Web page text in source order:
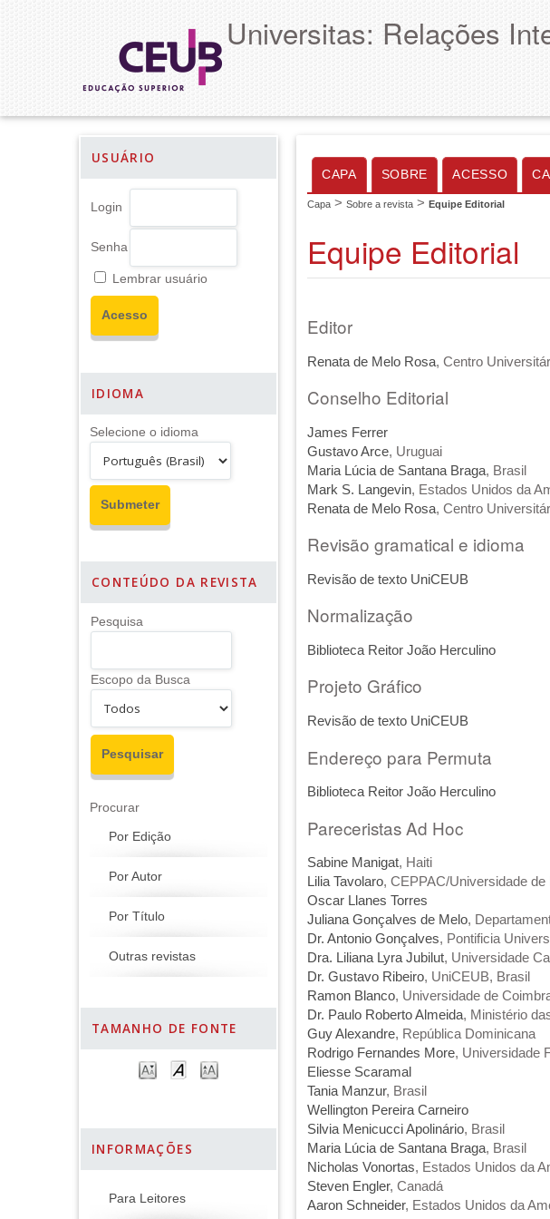
Universitas: Relações
USUÁRIO
Login
Senha
Lembrar usuário
IDIOMA
Selecione o idioma
CONTEÚDO DA REVISTA
Pesquisa
Escopo da Busca
Procurar
Por Edição
Por Autor
Por Título
Outras revistas
TAMANHO DE FONTE
INFORMAÇÕES
Para Leitores
CAPA SOBRE ACESSO
Capa > Sobre a revista > Equipe Editorial
Equipe Editorial
Editor
Renata de Melo Rosa, Centro
Conselho Editorial
James Ferrer
Gustavo Arce, Uruguai
Maria Lúcia de Santana Braga, Brasil
Mark S. Langevin, Estados Unidos da
Renata de Melo Rosa, Centro
Revisão gramatical e idioma
Revisão de texto UniCEUB
Normalização
Biblioteca Reitor João Herculino
Projeto Gráfico
Revisão de texto UniCEUB
Endereço para Permuta
Biblioteca Reitor João Herculino
Pareceristas Ad Hoc
Sabine Manigat, Haiti
Lilia Tavolaro, CEPPAC/Universidade de
Oscar Llanes Torres
Juliana Gonçalves de Melo,
Dr. Antonio Gonçalves, Pontificia
Dra. Liliana Lyra Jubilut, Universidade
Dr. Gustavo Ribeiro, UniCEUB, Brasil
Ramon Blanco, Universidade de
Dr. Paulo Roberto Almeida, Ministério
Guy Alexandre, República Dominicana
Rodrigo Fernandes More, Universidade
Eliesse Scaramal
Tania Manzur, Brasil
Wellington Pereira Carneiro
Silvia Menicucci Apolinário, Brasil
Maria Lúcia de Santana Braga, Brasil
Nicholas Vonortas, Estados Unidos da
Steven Engler, Canadá
Aaron Schneider, Estados Unidos da